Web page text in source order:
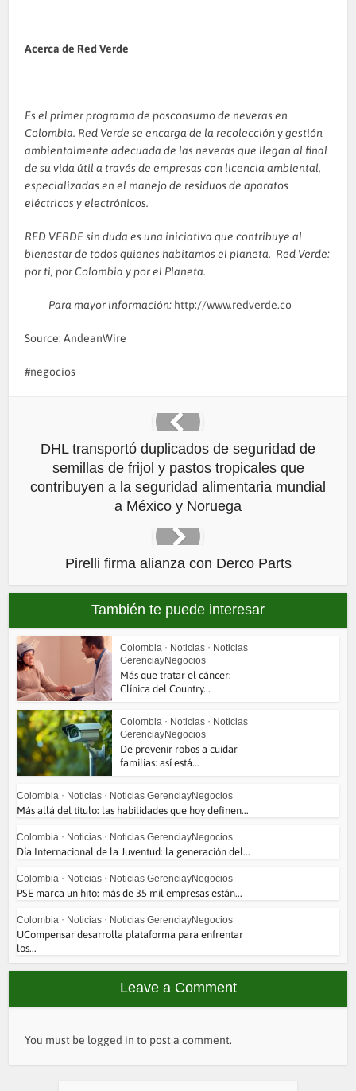
Acerca de Red Verde
Es el primer programa de posconsumo de neveras en
Colombia. Red Verde se encarga de la recolección y gestión
ambientalmente adecuada de las neveras que llegan al final
de su vida útil a través de empresas con licencia ambiental,
especializadas en el manejo de residuos de aparatos
eléctricos y electrónicos.
RED VERDE sin duda es una iniciativa que contribuye al
bienestar de todos quienes habitamos el planeta. Red Verde:
por ti, por Colombia y por el Planeta.
Para mayor información: http://www.redverde.co
Source: AndeanWire
negocios
DHL transportó duplicados de seguridad de
semillas de frijol y pastos tropicales que
contribuyen a la seguridad alimentaria mundial
a México y Noruega
Pirelli firma alianza con Derco Parts
También te puede interesar
Colombia • Noticias • Noticias
GerenciayNegocios
Más que tratar el cáncer:
Clínica del Country...
Colombia • Noticias • Noticias
GerenciayNegocios
De prevenir robos a cuidar
familias: así está...
Colombia • Noticias • Noticias GerenciayNegocios
Más allá del título: las habilidades que hoy definen...
Colombia • Noticias • Noticias GerenciayNegocios
Día Internacional de la Juventud: la generación del...
Colombia • Noticias • Noticias GerenciayNegocios
PSE marca un hito: más de 35 mil empresas están...
Colombia • Noticias • Noticias GerenciayNegocios
UCompensar desarrolla plataforma para enfrentar
los...
Leave a Comment
You must be logged in to post a comment.